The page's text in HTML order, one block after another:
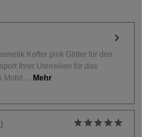
Koffer pink Glitter für den
Ihrer Utensilien für das
Mobil… Mehr